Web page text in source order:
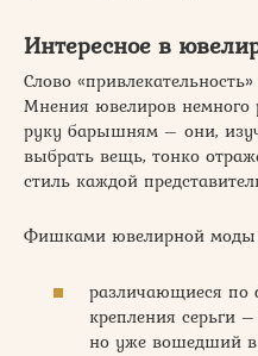
Интересное в
Слово
Мнения ювелиров немного
руку барышням – они,
выбрать вещь, тонко
стиль каждой
Фишками ювелирной моды
различающиеся по
крепления серьги
но уже вошедший